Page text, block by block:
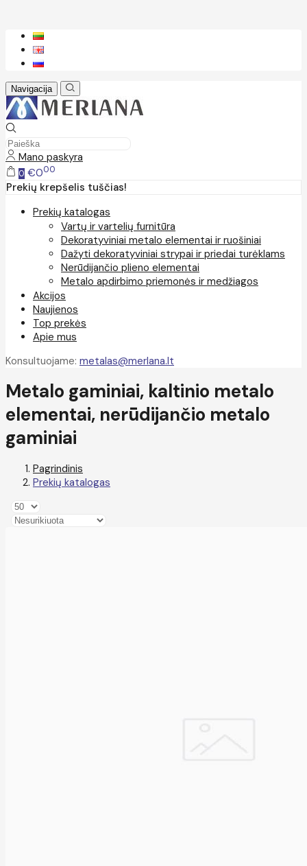
Navigacija
Mano paskyra
0 €000
Prekių krepšelis tuščias!
Prekių katalogas
Vartų ir vartelių furnitūra
Dekoratyviniai metalo elementai ir ruošiniai
Dažyti dekoratyviniai strypai ir priedai turėklams
Nerūdijančio plieno elementai
Metalo apdirbimo priemonės ir medžiagos
Akcijos
Naujienos
Top prekės
Apie mus
Konsultuojame: metalas@merlana.lt
Metalo gaminiai, kaltinio metalo
elementai, nerūdijančio metalo
gaminiai
Pagrindinis
Prekių katalogas